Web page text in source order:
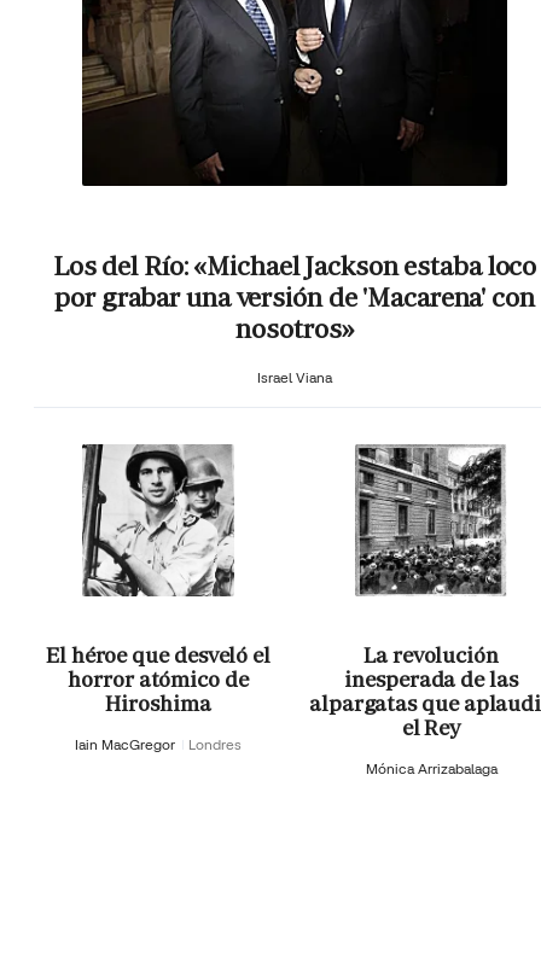
Los del Río: «Michael Jackson estaba loco
por grabar una versión de 'Macarena' con
nosotros»
Israel Viana
El héroe que desveló el
horror atómico de
Hiroshima
Iain MacGregor Londres
La revolución
inesperada de las
alpargatas que
el Rey
Mónica Arrizabalaga